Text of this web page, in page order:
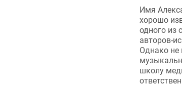
Имя
хорошо
одного из
авторов-
Однако не
школу